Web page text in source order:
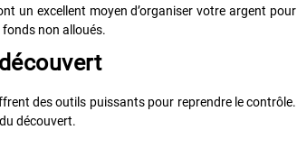
un excellent moyen d’organiser votre argent pour
fonds non alloués.
des outils puissants pour reprendre le contrôle.
découvert.